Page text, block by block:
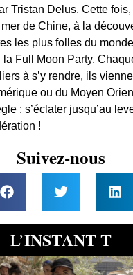
Tristan Delus. Cette
de Chine, à la
les plus folles du
la Full Moon Party.
à s’y rendre, ils
ou du Moyen
: s’éclater jusqu’au
!
Suivez-nous
L’INSTANT T